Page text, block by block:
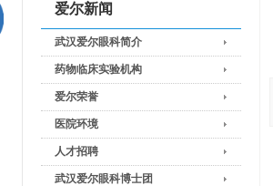
爱尔新闻
武汉爱尔眼科简介
药物临床实验机构
爱尔荣誉
医院环境
人才招聘
武汉爱尔眼科博士团